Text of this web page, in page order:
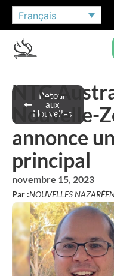
Français
Retour
aux
Nouvelles
NTC
Nouvelle-
annonce
principal
novembre 15, 2023
Par :NOUVELLES